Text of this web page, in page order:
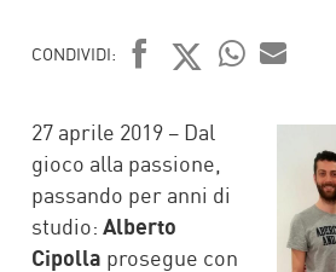
CONDIVIDI:
27 aprile 2019 – Dal
gioco alla passione,
passando per anni di
studio: Alberto
Cipolla prosegue con